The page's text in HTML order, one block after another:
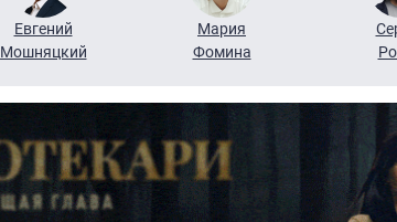
Евгений
Мошняцкий
Мария
Фомина